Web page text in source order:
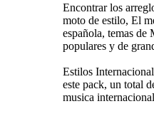
Encontrar los
moto de estilo, El
española, temas de
populares y de
Estilos
este pack, un total
musica